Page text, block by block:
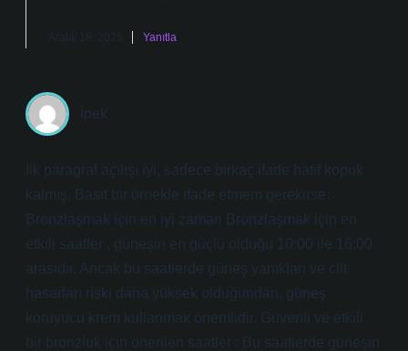
Aralık 18, 2025 Yanıtla
İpek
İlk paragraf açılışı iyi, sadece birkaç ifade hafif kopuk
kalmış. Basit bir örnekle ifade etmem gerekirse:
Bronzlaşmak için en iyi zaman Bronzlaşmak için en
etkili saatler , güneşin en güçlü olduğu 10:00 ile 16:00
arasıdır. Ancak bu saatlerde güneş yanıkları ve cilt
hasarları riski daha yüksek olduğundan, güneş
koruyucu krem kullanmak önemlidir. Güvenli ve etkili
bir bronzluk için önerilen saatler : Bu saatlerde güneşin